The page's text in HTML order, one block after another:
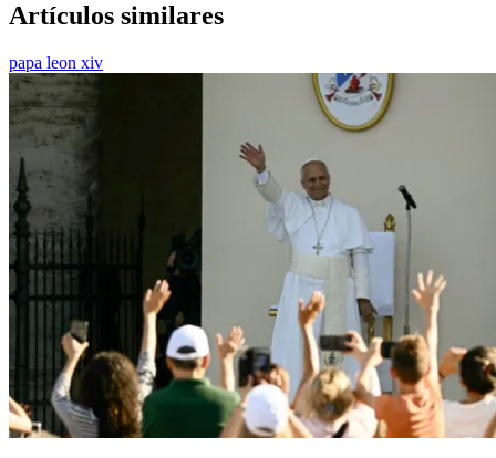
Artículos similares
papa leon xiv